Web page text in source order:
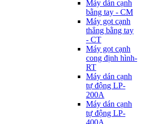
Máy dán cạnh
bằng tay - CM
Máy gọt cạnh
thẳng bằng tay
- CT
Máy gọt cạnh
cong định hình-
RT
Máy dán cạnh
tự động LP-
200A
Máy dán cạnh
tự động LP-
400A